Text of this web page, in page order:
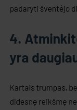
padaryti šventėjo
4.
yra
Kartais trumpas,
didesnę reikšmę